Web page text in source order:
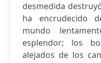
desmedida
ha encrudecido
mundo
esplendor; los
alejados de los